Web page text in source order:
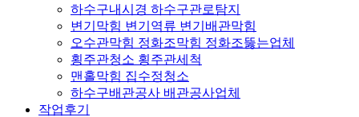
하수구내시경 하수구관로탐지
변기막힘 변기역류 변기배관막힘
오수관막힘 정화조막힘 정화조뚫는업체
횡주관청소 횡주관세척
맨홀막힘 집수정청소
하수구배관공사 배관공사업체
작업후기